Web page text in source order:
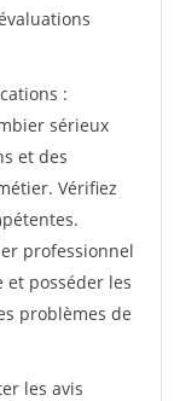
:
sérieux
et des
Vérifiez
professionnel
posséder les
problèmes de
les avis